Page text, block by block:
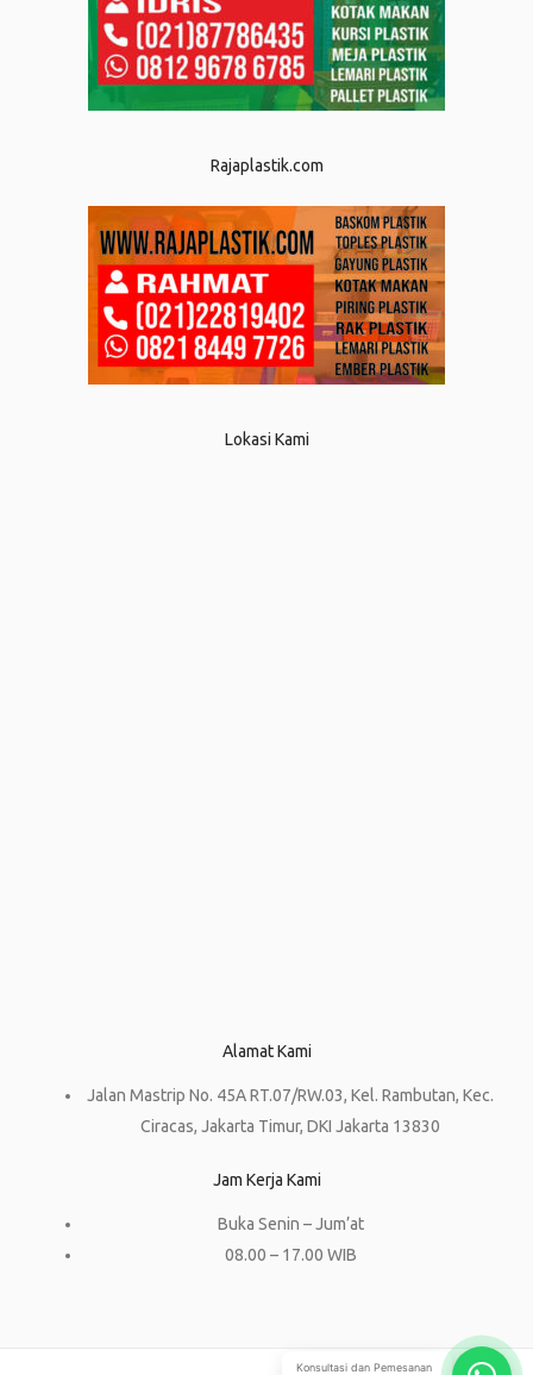
Rajaplastik.com
Lokasi Kami
Alamat Kami
Jalan Mastrip No. 45A RT.07/RW.03, Kel. Rambutan, Kec.
Ciracas, Jakarta Timur, DKI Jakarta 13830
Jam Kerja Kami
Buka Senin – Jum’at
08.00 – 17.00 WIB
Konsultasi dan Pemesanan